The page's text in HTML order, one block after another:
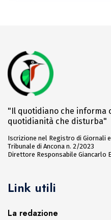
"Il quotidiano che informa
quotidianità che disturba"
Iscrizione nel Registro di Giornali
Tribunale di Ancona n. 2/2023
Direttore Responsabile Giancarlo
Link utili
La redazione